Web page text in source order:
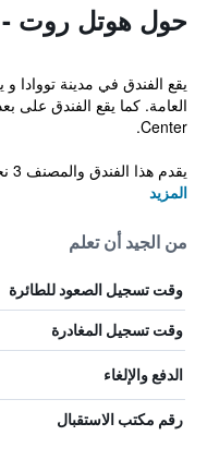
حول هوتل روت -
يقع الفندق في مدينة تووادا
Center.
يقدم هذا الفندق والمصنف 3 نجوم تدليك، استقبال على مدار ال...
المزيد
من الجيد أن تعلم
وقت تسجيل الصعود للطائرة
وقت تسجيل المغادرة
الدفع والإلغاء
رقم مكتب الاستقبال